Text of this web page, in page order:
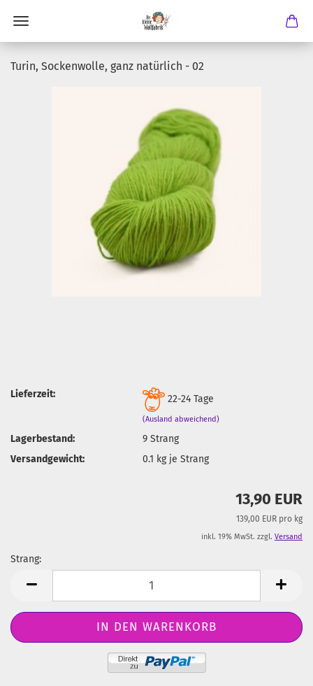
Turin, Sockenwolle, ganz natürlich - 02
Lieferzeit: 22-24 Tage
(Ausland abweichend)
Lagerbestand: 9Strang
Versandgewicht:
0.1 kg je Strang
13,90 EUR
139,00 EUR pro kg
inkl. 19% MwSt. zzgl. Versand
Strang: